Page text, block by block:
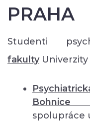
PRAHA
Studenti
fakulty
spolupráce